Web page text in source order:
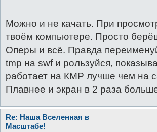
Можно и не качать. При
твоём компьютере. Просто
Оперы и всё. Правда
tmp на swf и рользуйся,
работает на КМР лучше чем на
Плавнее и экран в 2 раза
Re: Наша Вселенная в
Масштабе!